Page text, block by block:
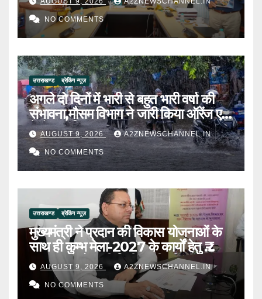
NO COMMENTS
उत्तराखण्ड ब्रेकिंग न्यूज़
अगले दो दिनों में भारी से बहुत भारी वर्षा की
संभावना,मौसम विभाग ने जारी किया ऑरेंज एवं
येलो अलर्ट
AUGUST 9, 2026 A2ZNEWSCHANNEL.IN
NO COMMENTS
उत्तराखण्ड ब्रेकिंग न्यूज़
मुख्यमंत्री ने प्रदान की विकास योजनाओं के
साथ ही कुम्भ मेला-2027 के कार्यों हेतु ₹
80.96 करोड़ की वित्तीय स्वीकृति
AUGUST 9, 2026 A2ZNEWSCHANNEL.IN
NO COMMENTS